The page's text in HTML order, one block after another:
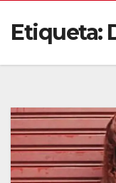
Etiqueta: